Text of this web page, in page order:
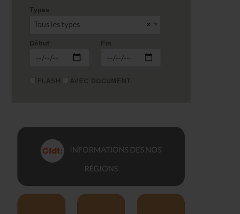
Types
×
Tous les types
Début Fin
FLASH AVEC DOCUMENT
INFORMATIONS DES NOS
RÉGIONS